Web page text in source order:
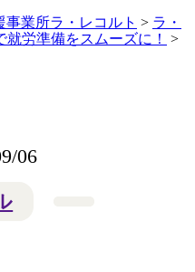
業所ラ・レコルト > ラ・
就労準備をスムーズに！
>
06